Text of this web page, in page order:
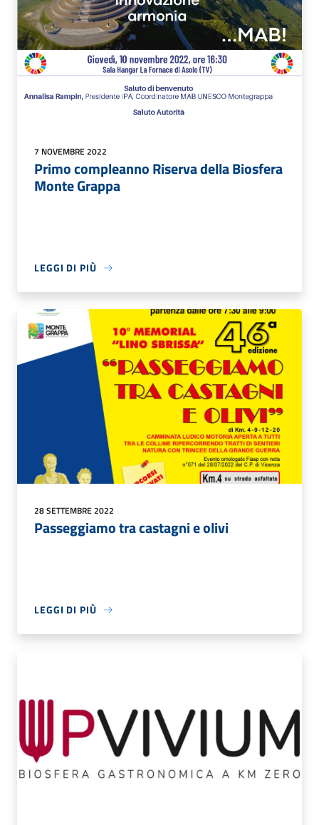
7 NOVEMBRE 2022
Primo compleanno Riserva della Biosfera
Monte Grappa
LEGGI DI PIÙ
28 SETTEMBRE 2022
Passeggiamo tra castagni e olivi
LEGGI DI PIÙ